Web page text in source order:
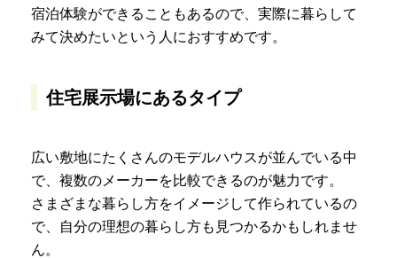
宿泊体験ができることもあるので、実際に暮らして
みて決めたいという人におすすめです。
住宅展示場にあるタイプ
広い敷地にたくさんのモデルハウスが並んでいる中
で、複数のメーカーを比較できるのが魅力です。
さまざまな暮らし方をイメージして作られているの
で、自分の理想の暮らし方も見つかるかもしれませ
ん。